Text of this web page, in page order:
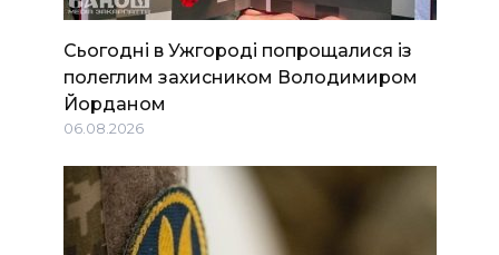
Сьогодні в Ужгороді попрощалися із
полеглим захисником Володимиром
Йорданом
06.08.2026